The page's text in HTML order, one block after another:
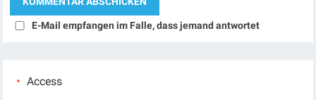
E-Mail empfangen im Falle, dass jemand antwortet
Access